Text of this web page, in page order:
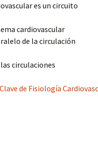
es un circuito
cardiovascular
de la circulación
circulaciones
de Fisiología